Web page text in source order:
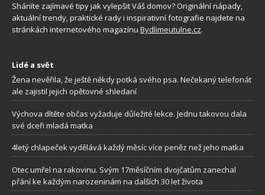
Sháníte zajímavé tipy jak vylepšit Váš domov? Originální nápady,
aktuální trendy, praktické rady i inspirativní fotografie najdete na
stránkách internetového magazínu Bydlimeutulne.cz.
Lidé a svět
Žena nevěřila, že ještě někdy potká svého psa. Nečekaný telefonát
ale zajistil jejich opětovné shledaní
Výchova dítěte občas vyžaduje důležité lekce. Jednu takovou dala
své dceři mladá matka
4letý chlapeček vydělává každý měsíc více peněz než jeho matka
Otec umřel na rakovinu. Svým 17měsíčním dvojčatům zanechal
přání ke každým narozeninám na dalších 30 let života